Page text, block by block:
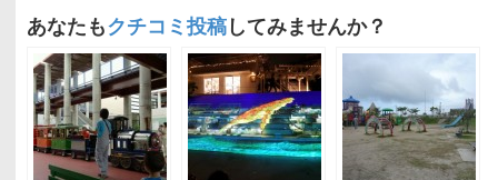
あなたもクチコミ投稿してみませんか？